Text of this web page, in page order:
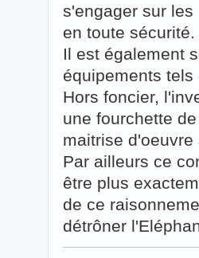
s'engager sur
en toute sécurité.
Il est également
équipements
Hors foncier,
une fourchette
maitrise
Par ailleurs ce
être plus
de ce
détrôner